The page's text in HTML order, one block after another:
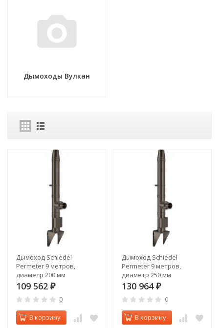
Дымоходы Вулкан
Дымоход Schiedel
Permeter 9 метров,
диаметр 200 мм
109 562 ₽
0
В корзину
Дымоход Schiedel
Permeter 9 метров,
диаметр 250 мм
130 964 ₽
0
В корзину